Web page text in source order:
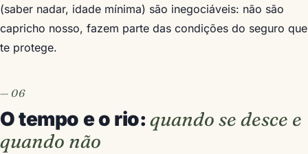
(saber nadar, idade mínima) são inegociáveis: não são
capricho nosso, fazem parte das condições do seguro que
te protege.
O tempo e o rio: quando se desce e
quando não